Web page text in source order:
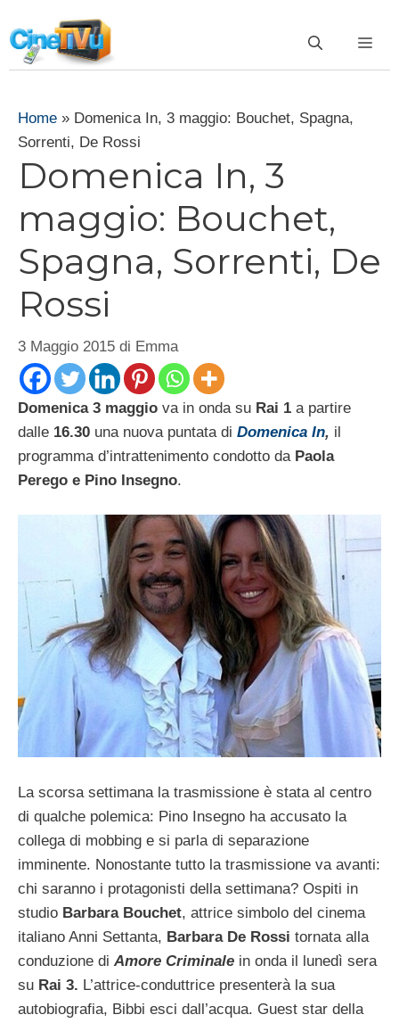
al
contenuto
Home » Domenica In, 3 maggio: Bouchet, Spagna,
Sorrenti, De Rossi
Domenica In, 3
maggio: Bouchet,
Spagna, Sorrenti, De
Rossi
3 Maggio 2015 di Emma
Domenica 3 maggio va in onda su Rai 1 a partire
dalle 16.30 una nuova puntata di Domenica In, il
programma d’intrattenimento condotto da Paola
Perego e Pino Insegno.
La scorsa settimana la trasmissione è stata al centro
di qualche polemica: Pino Insegno ha accusato la
collega di mobbing e si parla di separazione
imminente. Nonostante tutto la trasmissione va avanti:
chi saranno i protagonisti della settimana? Ospiti in
studio Barbara Bouchet, attrice simbolo del cinema
italiano Anni Settanta, Barbara De Rossi tornata alla
conduzione di Amore Criminale in onda il lunedì sera
su Rai 3. L’attrice-conduttrice presenterà la sua
autobiografia, Bibbi esci dall’acqua. Guest star della